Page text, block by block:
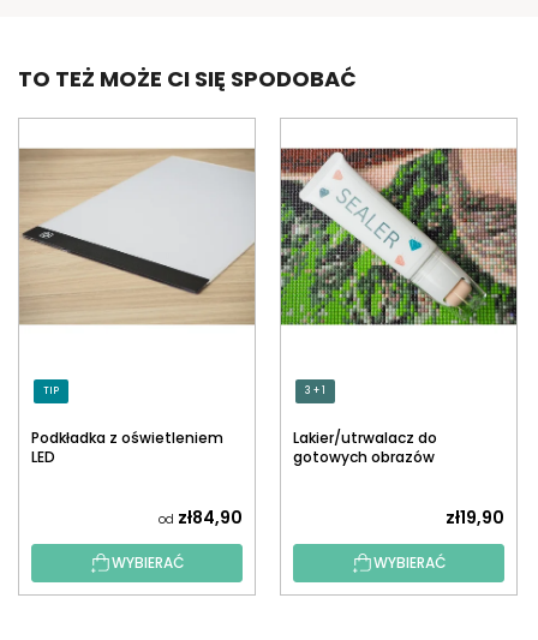
TO TEŻ MOŻE CI SIĘ SPODOBAĆ
TIP
Podkładka z oświetleniem
LED
od zł84,90
WYBIERAĆ
3 + 1
Lakier/utrwalacz do
gotowych obrazów
zł19,90
WYBIERAĆ